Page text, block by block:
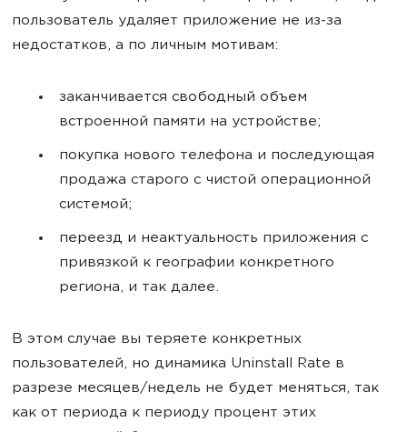
пользователь удаляет приложение не из-за
недостатков, а по личным мотивам:
заканчивается свободный объем
встроенной памяти на устройстве;
покупка нового телефона и последующая
продажа старого с чистой операционной
системой;
переезд и неактуальность приложения с
привязкой к географии конкретного
региона, и так далее.
В этом случае вы теряете конкретных
пользователей, но динамика Uninstall Rate в
разрезе месяцев/недель не будет меняться, так
как от периода к периоду процент этих